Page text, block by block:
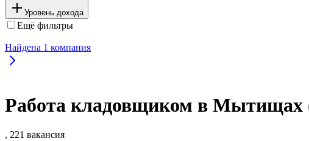
Уровень дохода
Ещё фильтры
Найдена 1 компания
Работа кладовщиком в Мытищах
, 221 вакансия